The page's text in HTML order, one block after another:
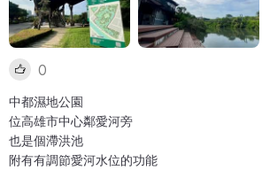
0
中都濕地公園
位高雄市中心鄰愛河旁
也是個滯洪池
附有有調節愛河水位的功能